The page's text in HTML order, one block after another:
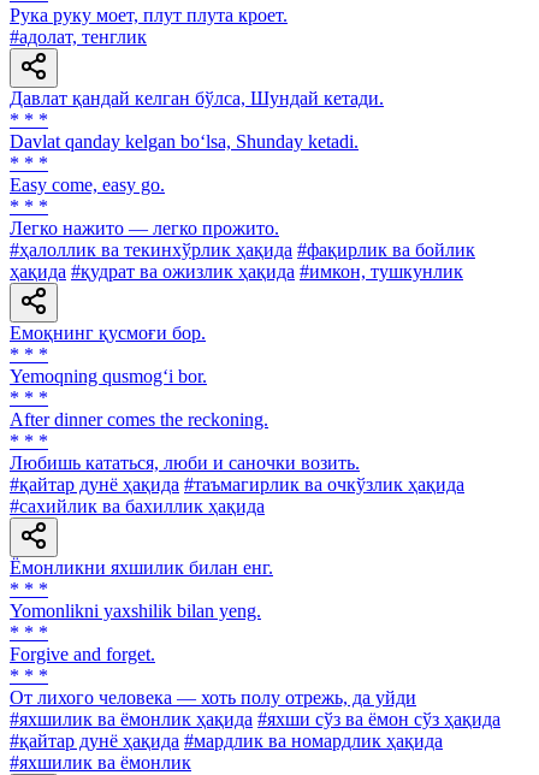
Рука руку моет, плут плута кроет.
#адолат, тенглик
Давлат қандай келган бўлса, Шундай кетади.
* * *
Davlat qanday kelgan bo‘lsa, Shunday ketadi.
* * *
Easy come, easy go.
* * *
Легко нажито — легко прожито.
#ҳалоллик ва текинхўрлик ҳақида #фақирлик ва бойлик
ҳақида #қудрат ва ожизлик ҳақида #имкон, тушкунлик
Емоқнинг қусмоғи бор.
* * *
Yemoqning qusmog‘i bor.
* * *
After dinner comes the reckoning.
* * *
Любишь кататься, люби и саночки возить.
#қайтар дунё ҳақида #таъмагирлик ва очкўзлик ҳақида
#сахийлик ва бахиллик ҳақида
Ёмонликни яхшилик билан енг.
* * *
Yomonlikni yaxshilik bilan yeng.
* * *
Forgive and forget.
* * *
От лихого человека — хоть полу отрежь, да уйди
#яхшилик ва ёмонлик ҳақида #яхши сўз ва ёмон сўз ҳақида
#қайтар дунё ҳақида #мардлик ва номардлик ҳақида
#яхшилик ва ёмонлик